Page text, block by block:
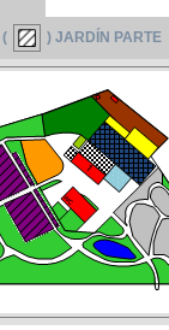
( ) JARDÍN PARTE